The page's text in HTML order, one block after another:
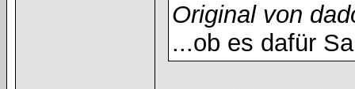
Original von
...ob es dafür